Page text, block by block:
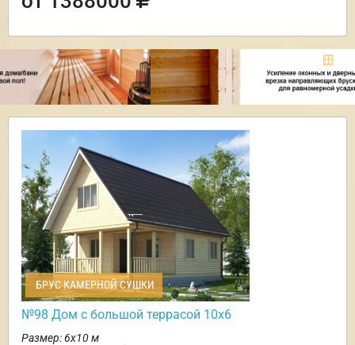
БРУС КАМЕРНОЙ СУШКИ
№98 Дом с большой террасой 10х6
Размер: 6х10 м